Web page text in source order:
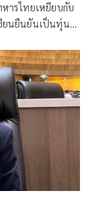
ารไทยเหยียบกับ
ยนยืนยันเป็นทุ่น